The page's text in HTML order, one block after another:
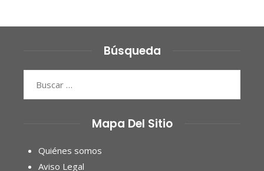
Búsqueda
Mapa Del Sitio
Quiénes somos
Aviso Legal